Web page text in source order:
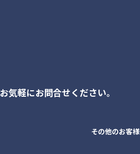
お気軽にお問合せください。
その他のお客様